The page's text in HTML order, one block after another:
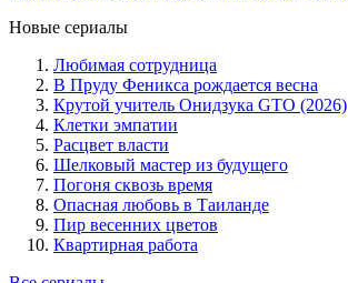
Новые сериалы
Любимая сотрудница
В Пруду Феникса рождается весна
Крутой учитель Онидзука GTO (2026)
Клетки эмпатии
Расцвет власти
Шелковый мастер из будущего
Погоня сквозь время
Опасная любовь в Таиланде
Пир весенних цветов
Квартирная работа